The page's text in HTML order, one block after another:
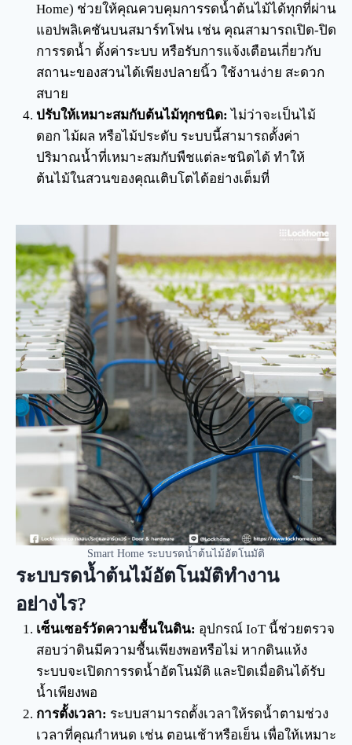
Home) ช่วยให้คุณควบคุมการรดน้ำต้นไม้ได้ทุกที่ผ่าน
แอปพลิเคชันบนสมาร์ทโฟน เช่น คุณสามารถเปิด-ปิด
การรดน้ำ ตั้งค่าระบบ หรือรับการแจ้งเตือนเกี่ยวกับ
สถานะของสวนได้เพียงปลายนิ้ว ใช้งานง่าย สะดวก
สบาย
ปรับให้เหมาะสมกับต้นไม้ทุกชนิด:ไม่ว่าจะเป็นไม้
ดอก ไม้ผล หรือไม้ประดับ ระบบนี้สามารถตั้งค่า
ปริมาณน้ำที่เหมาะสมกับพืชแต่ละชนิดได้ ทำให้
ต้นไม้ในสวนของคุณเติบโตได้อย่างเต็มที่
Smart Home ระบบรดน้ำต้นไม้อัตโนมัติ
ระบบรดน้ำต้นไม้อัตโนมัติทำงาน
อย่างไร?
เซ็นเซอร์วัดความชื้นในดิน: อุปกรณ์ IoT นี้ช่วยตรวจ
สอบว่าดินมีความชื้นเพียงพอหรือไม่ หากดินแห้ง
ระบบจะเปิดการรดน้ำอัตโนมัติ และปิดเมื่อดินได้รับ
น้ำเพียงพอ
การตั้งเวลา: ระบบสามารถตั้งเวลาให้รดน้ำตามช่วง
เวลาที่คุณกำหนด เช่น ตอนเช้าหรือเย็น เพื่อให้เหมาะ